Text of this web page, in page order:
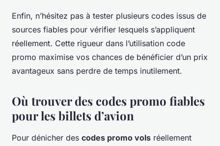
Enfin, n’hésitez pas à tester plusieurs codes issus de
sources fiables pour vérifier lesquels s’appliquent
réellement. Cette rigueur dans l’utilisation code
promo maximise vos chances de bénéficier d’un prix
avantageux sans perdre de temps inutilement.
Où trouver des codes promo fiables
pour les billets d’avion
Pour dénicher des codes promo vols réellement